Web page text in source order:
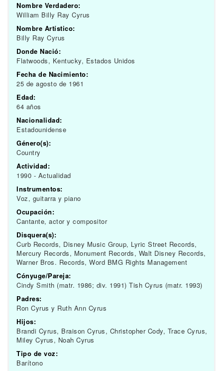
Nombre Verdadero:
William Billy Ray Cyrus
Nombre Artístico:
Billy Ray Cyrus
Donde Nació:
Flatwoods, Kentucky, Estados Unidos
Fecha de Nacimiento:
25 de agosto de 1961
Edad:
64 años
Nacionalidad:
Estadounidense
Género(s):
Country
Actividad:
1990 - Actualidad
Instrumentos:
Voz, guitarra y piano
Ocupación:
Cantante, actor y compositor
Disquera(s):
Curb Records, Disney Music Group, Lyric Street Records,
Mercury Records, Monument Records, Walt Disney Records,
Warner Bros. Records, Word BMG Rights Management
Cónyuge/Pareja:
Cindy Smith (matr. 1986; div. 1991) Tish Cyrus (matr. 1993)
Padres:
Ron Cyrus y Ruth Ann Cyrus
Hijos:
Brandi Cyrus, Braison Cyrus, Christopher Cody, Trace Cyrus,
Miley Cyrus, Noah Cyrus
Tipo de voz:
Barítono